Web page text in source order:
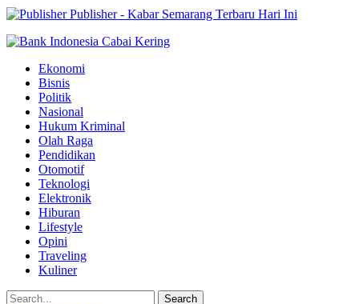
Publisher - Kabar Semarang Terbaru Hari Ini
Ekonomi
Bisnis
Politik
Nasional
Hukum Kriminal
Olah Raga
Pendidikan
Otomotif
Teknologi
Elektronik
Hiburan
Lifestyle
Opini
Traveling
Kuliner